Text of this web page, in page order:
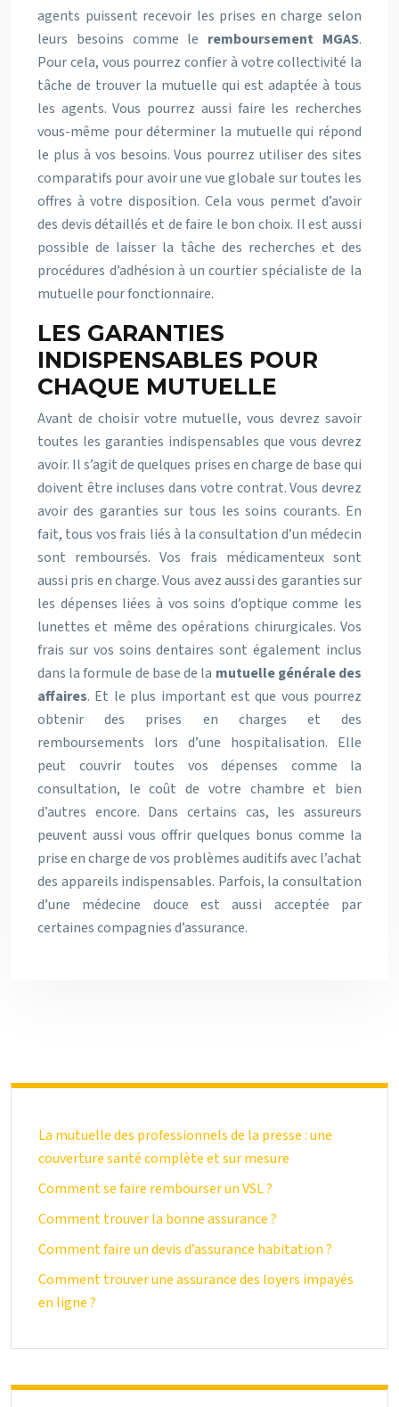
agents puissent recevoir les prises en charge selon
leurs besoins comme le remboursement MGAS.
Pour cela, vous pourrez confier à votre collectivité la
tâche de trouver la mutuelle qui est adaptée à tous
les agents. Vous pourrez aussi faire les recherches
vous-même pour déterminer la mutuelle qui répond
le plus à vos besoins. Vous pourrez utiliser des sites
comparatifs pour avoir une vue globale sur toutes les
offres à votre disposition. Cela vous permet d’avoir
des devis détaillés et de faire le bon choix. Il est aussi
possible de laisser la tâche des recherches et des
procédures d’adhésion à un courtier spécialiste de la
mutuelle pour fonctionnaire.
LES GARANTIES
INDISPENSABLES POUR
CHAQUE MUTUELLE
Avant de choisir votre mutuelle, vous devrez savoir
toutes les garanties indispensables que vous devrez
avoir. Il s’agit de quelques prises en charge de base qui
doivent être incluses dans votre contrat. Vous devrez
avoir des garanties sur tous les soins courants. En
fait, tous vos frais liés à la consultation d’un médecin
sont remboursés. Vos frais médicamenteux sont
aussi pris en charge. Vous avez aussi des garanties sur
les dépenses liées à vos soins d’optique comme les
lunettes et même des opérations chirurgicales. Vos
frais sur vos soins dentaires sont également inclus
dans la formule de base de la mutuelle générale des
affaires. Et le plus important est que vous pourrez
obtenir des prises en charges et des
remboursements lors d’une hospitalisation. Elle
peut couvrir toutes vos dépenses comme la
consultation, le coût de votre chambre et bien
d’autres encore. Dans certains cas, les assureurs
peuvent aussi vous offrir quelques bonus comme la
prise en charge de vos problèmes auditifs avec l’achat
des appareils indispensables. Parfois, la consultation
d’une médecine douce est aussi acceptée par
certaines compagnies d’assurance.
La mutuelle des professionnels de la presse : une
couverture santé complète et sur mesure
Comment se faire rembourser un VSL ?
Comment trouver la bonne assurance ?
Comment faire un devis d’assurance habitation ?
Comment trouver une assurance des loyers impayés
en ligne ?